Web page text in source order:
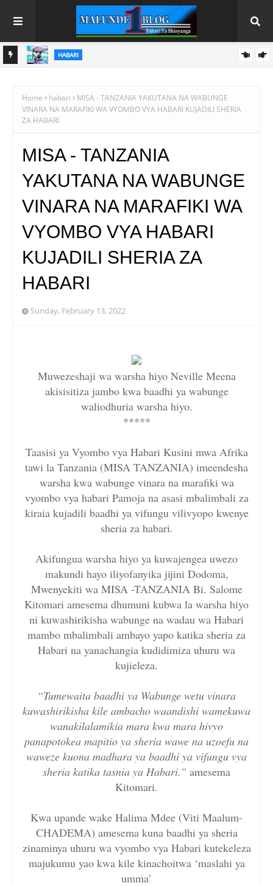
HABARI
Home habari
MISA - TANZANIA YAKUTANA NA WABUNGE
VINARA NA MARAFIKI WA VYOMBO VYA HABARI KUJADILI SHERIA
ZA HABARI
MISA - TANZANIA
YAKUTANA NA WABUNGE
VINARA NA MARAFIKI WA
VYOMBO VYA HABARI
KUJADILI SHERIA ZA
HABARI
Sunday, February 13, 2022
Muwezeshaji wa warsha hiyo Neville Meena
akisisitiza jambo kwa baadhi ya wabunge
waliodhuria warsha hiyo.
*****
Taasisi ya Vyombo vya Habari Kusini mwa Afrika
tawi la Tanzania (MISA TANZANIA) imeendesha
warsha kwa wabunge vinara na marafiki wa
vyombo vya habari Pamoja na asasi mbalimbali za
kiraia kujadili baadhi ya vifungu vilivyopo kwenye
sheria za habari.
Akifungua warsha hiyo ya kuwajengea uwezo
makundi hayo iliyofanyika jijini Dodoma,
Mwenyekiti wa MISA -TANZANIA Bi. Salome
Kitomari amesema dhumuni kubwa la warsha hiyo
ni kuwashirikisha wabunge na wadau wa Habari
mambo mbalimbali ambayo yapo katika sheria za
Habari na yanachangia kudidimiza uhuru wa
kujieleza.
“Tumewaita baadhi ya Wabunge wetu vinara
kuwashirikisha kile ambacho waandishi wamekuwa
wanakilalamikia mara kwa mara hivyo
panapotokea mapitio ya sheria wawe na uzoefu na
waweze kuona madhara ya baadhi ya vifungu vya
sheria katika tasnia ya Habari.” amesema
Kitomari.
Kwa upande wake Halima Mdee (Viti Maalum-
CHADEMA) amesema kuna baadhi ya sheria
zinaminya uhuru wa vyombo vya Habari kutekeleza
majukumu yao kwa kile kinachoitwa ‘maslahi ya
umma’